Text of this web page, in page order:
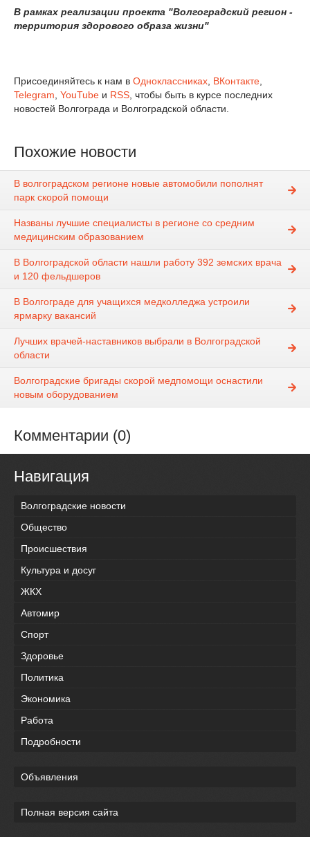
В рамках реализации проекта "Волгоградский регион -
территория здорового образа жизни"
Присоединяйтесь к нам в Одноклассниках ВКонтакте
Telegram YouTube и RSS , чтобы быть в курсе последних
новостей Волгограда и Волгоградской области.
Похожие новости
В волгоградском регионе новые автомобили пополнят
парк скорой помощи
Названы лучшие специалисты в регионе со средним
медицинским образованием
В Волгоградской области нашли работу 392 земских врача
и 120 фельдшеров
В Волгограде для учащихся медколледжа устроили
ярмарку вакансий
Лучших врачей-наставников выбрали в Волгоградской
области
Волгоградские бригады скорой медпомощи оснастили
новым оборудованием
Комментарии (0)
Навигация
Волгоградские новости
Общество
Происшествия
Культура и досуг
ЖКХ
Автомир
Спорт
Здоровье
Политика
Экономика
Работа
Подробности
Объявления
Полная версия сайта